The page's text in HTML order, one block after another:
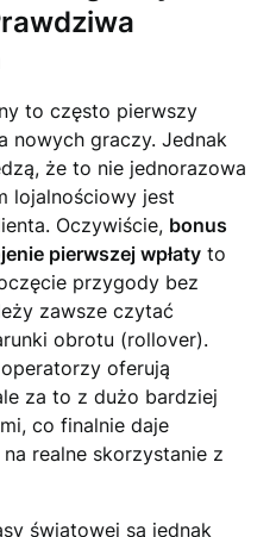
to często pierwszy
nowych graczy. Jednak
że to nie jednorazowa
lojalnościowy jest
Oczywiście, bonus
pierwszej wpłaty to
przygody bez
zawsze czytać
obrotu (rollover).
oferują
za to z dużo bardziej
co finalnie daje
realne skorzystanie z
światowej są jednak